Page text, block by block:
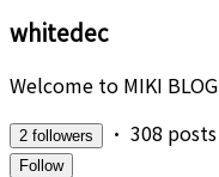
whitedec
Welcome to MIKI BLOG
2 followers • 308 posts
Follow